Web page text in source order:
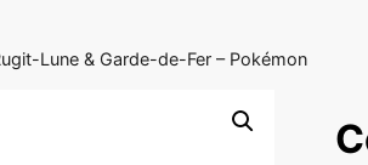
Lune & Garde-de-Fer – Pokémon